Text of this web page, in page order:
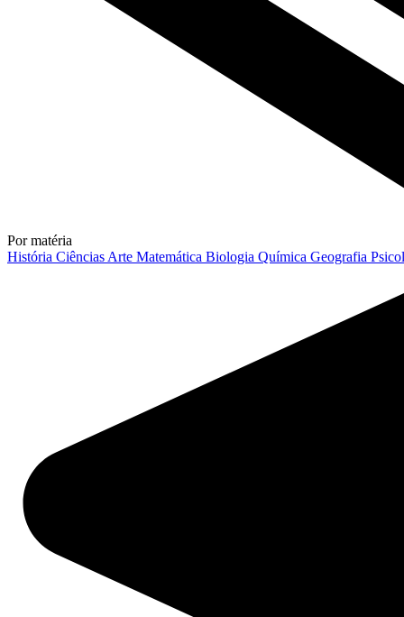
Por matéria
História Ciências Arte Matemática Biologia Química Geografia